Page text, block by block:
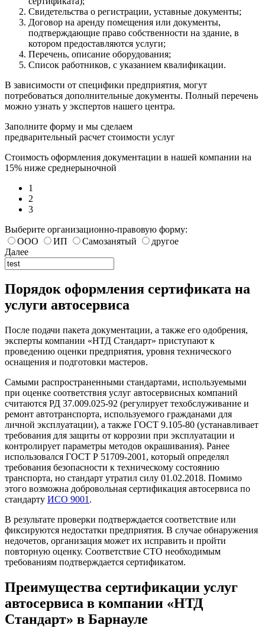
Свидетельства о регистрации, уставные документы;
Договор на аренду помещения или документы,
подтверждающие право собственности на здание, в
котором предоставляются услуги;
Перечень, описание оборудования;
Список работников, с указанием квалификации.
В зависимости от специфики предприятия, могут
потребоваться дополнительные документы. Полный перечень
можно узнать у экспертов нашего центра.
Заполните форму и мы сделаем
предварительный расчет стоимости услуг
Стоимость оформления документации в нашей компании на
15% ниже среднерыночной
1
2
3
Выберите организационно-правовую форму:
ООО
ИП Самозанятый
другое
Далее
Порядок оформления сертификата на
услуги автосервиса
После подачи пакета документации, а также его одобрения,
эксперты компании «НТД Стандарт» приступают к
проведению оценки предприятия, уровня технического
оснащения и подготовки мастеров.
Самыми распространенными стандартами, используемыми
при оценке соответствия услуг автосервисных компаний
считаются РД 37.009.025-92 (регулирует техобслуживание и
ремонт автотранспорта, используемого гражданами для
личной эксплуатации), а также ГОСТ 9.105-80 (устанавливает
требования для защиты от коррозии при эксплуатации и
контролирует параметры методов окрашивания). Ранее
использовался ГОСТ Р 51709-2001, который определял
требования безопасности к техническому состоянию
транспорта, но стандарт утратил силу 01.02.2018. Помимо
этого возможна добровольная сертификация автосервиса по
стандарту ИСО 9001 .
В результате проверки подтверждается соответствие или
фиксируются недостатки предприятия. В случае обнаружения
недочетов, организация может их исправить и пройти
повторную оценку. Соответствие СТО необходимым
требованиям подтверждается сертификатом.
Преимущества сертификации услуг
автосервиса в компании «НТД
Стандарт» в Барнауле